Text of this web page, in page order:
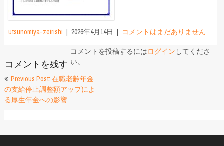
utsunomiya-zeirishi 2026年4月14日 コメントはまだありません
コメントを残す
コメントを投稿するにはログイン してくださ
い。
投
稿
Previous Post: 在職老齢年金
の支給停止調整額アップによ
る厚生年金への影響